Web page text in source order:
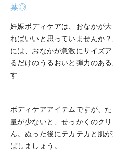
葉◎
妊娠ボディケアは、おなかが
ればいいと思っていませんか
には、おなかが急激にサイズ
るだけのうるおいと弾力のあ
す
ボディケアアイテムですが、
量が少ないと、せっかくのク
ん。ぬった後にテカテカと肌
ばしましょう。